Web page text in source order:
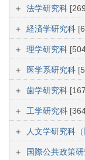
法学研究科
経済学研究科
理学研究科
医学系研究科
歯学研究科
工学研究科
人文学研究科
国際公共政策